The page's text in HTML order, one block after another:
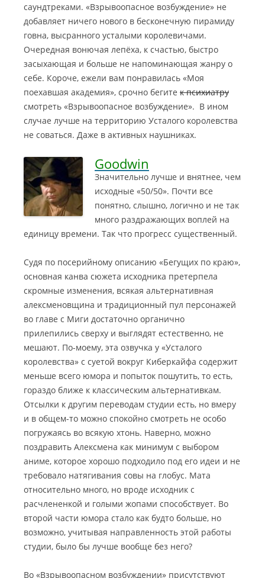
саундтреками. «Взрывоопасное возбуждение» не
добавляет ничего нового в бесконечную пирамиду
говна, высранного усталыми королевичами.
Очередная вонючая лепёха, к счастью, быстро
засыхающая и больше не напоминающая жанру о
себе. Короче, ежели вам понравилась «Моя
поехавшая академия», срочно бегите к психиатру
смотреть «Взрывоопасное возбуждение». В ином
случае лучше на территорию Усталого королевства
не соваться. Даже в активных наушниках.
Goodwin
Значительно лучше и внятнее, чем
исходные «50/50». Почти все
понятно, слышно, логично и не так
много раздражающих воплей на
единицу времени. Так что прогресс существенный.
Судя по посерийному описанию «Бегущих по краю»,
основная канва сюжета исходника претерпела
скромные изменения, всякая альтернативная
алексменовщина и традиционный пул персонажей
во главе с Миги достаточно органично
прилепились сверху и выглядят естественно, не
мешают. По-моему, эта озвучка у «Усталого
королевства» с суетой вокруг Киберкайфа содержит
меньше всего юмора и попыток пошутить, то есть,
гораздо ближе к классическим альтернативкам.
Отсылки к другим переводам студии есть, но вмеру
и в общем-то можно спокойно смотреть не особо
погружаясь во всякую хтонь. Наверно, можно
поздравить Алексмена как минимум с выбором
аниме, которое хорошо подходило под его идеи и не
требовало натягивания совы на глобус. Мата
относительно много, но вроде исходник с
расчлененкой и голыми жопами способствует. Во
второй части юмора стало как будто больше, но
возможно, учитывая направленность этой работы
студии, было бы лучше вообще без него?
Во «Взрывоопасном возбуждении» присутствуют